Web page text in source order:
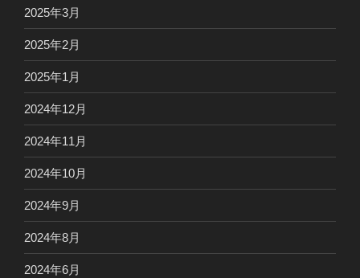
2025年3月
2025年2月
2025年1月
2024年12月
2024年11月
2024年10月
2024年9月
2024年8月
2024年6月